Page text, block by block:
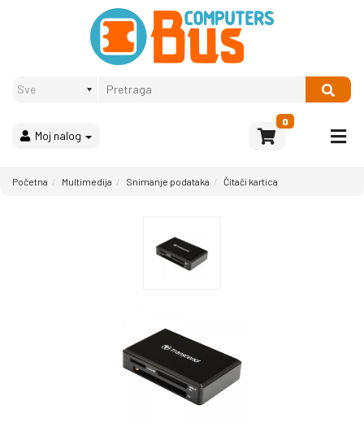
Moj nalog
0
Računari
Bela
Početna Multimedija Snimanje podataka Čitači kartica